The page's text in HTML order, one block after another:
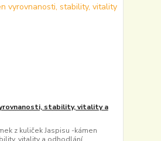
stability, vitality a
z kuliček Jaspisu -kámen